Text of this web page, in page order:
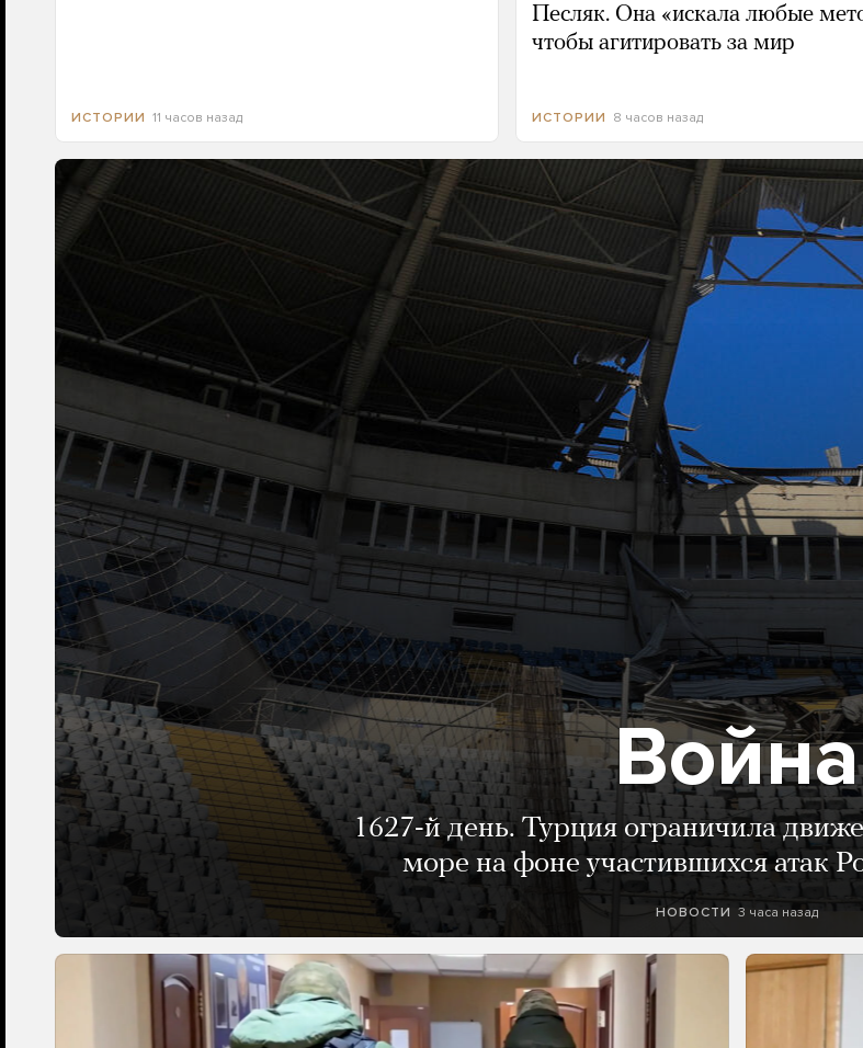
ИСТОРИИ 11 часов назад
Песляк. Она «искала любые
чтобы агитировать за мир
ИСТОРИИ 8 часов назад
Война
1627-й день. Турция ограничила
море на фоне участившихся атак
НОВОСТИ 3 часа назад